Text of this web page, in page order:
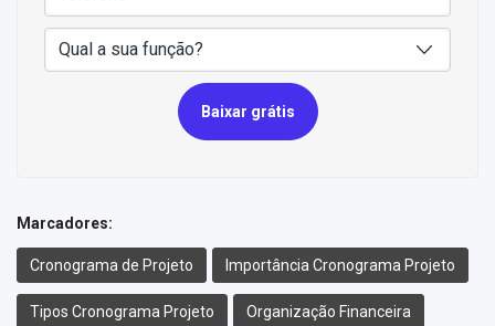
Baixar grátis
Marcadores:
Cronograma de Projeto Importância Cronograma Projeto
Tipos Cronograma Projeto Organização Financeira